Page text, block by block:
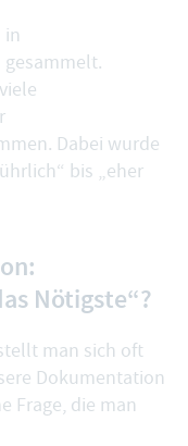
in
Dabei wurde
bis „eher
Nötigste“?
man sich oft
Dokumentation
Frage, die man